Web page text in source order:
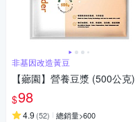
非基因改造黃豆
【薌園】營養豆漿 (500公克)
$98
4.9 (52) 總銷量>600